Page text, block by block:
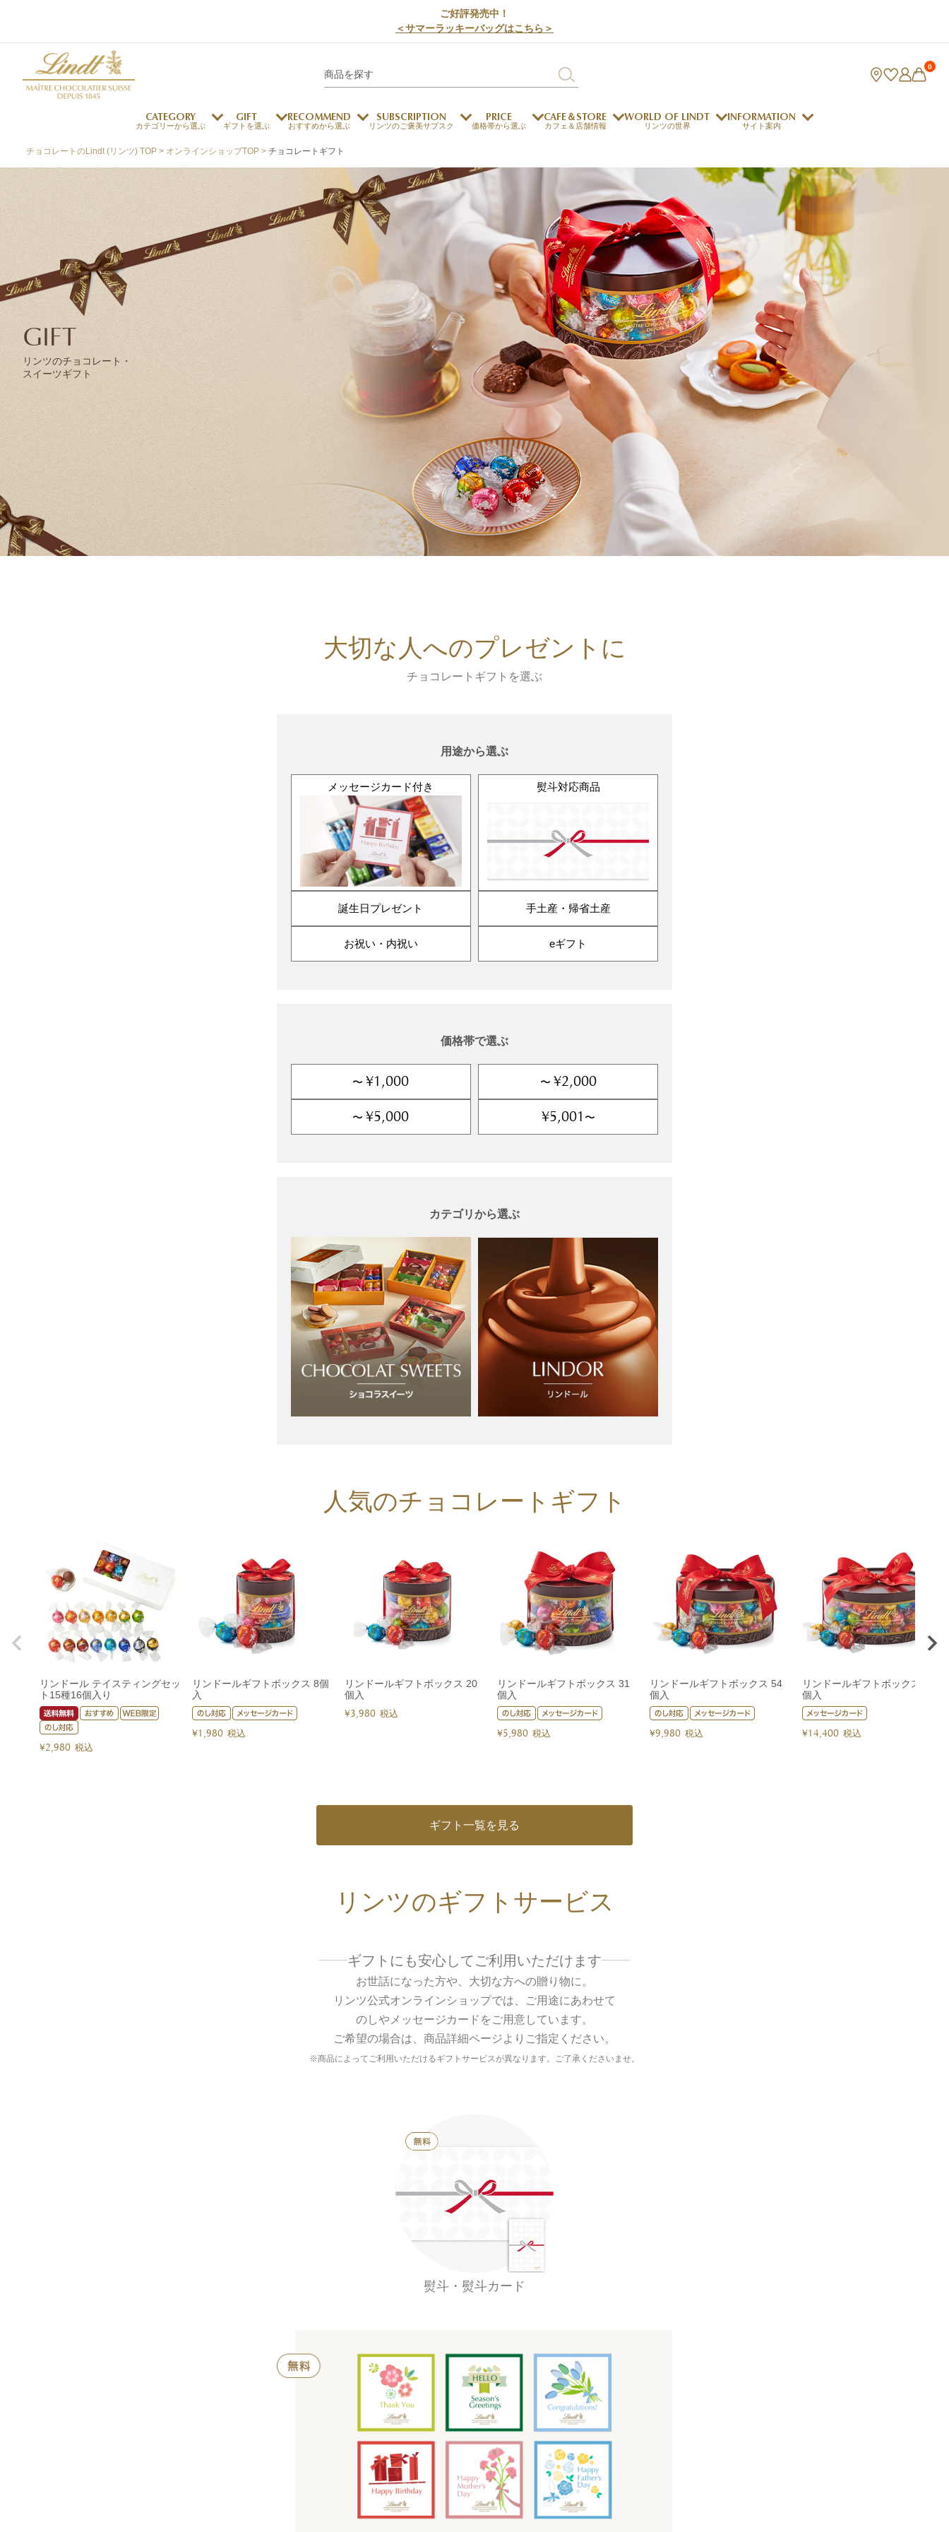
ご好評発売中！
＜サマーラッキーバッグはこちら＞
0
CATEGORY
カテゴリーから選ぶ
リンドール
フレーバー一覧
チョコウェイファー
ドバイスタイル
チョコレート
エクセレンス クレマジェラータ
すべて
GIFT
ギフトを選ぶ
eギフト
メッセージカード対応
商品
法人ギフト
すべて
RECOMMEND
おすすめから選ぶ
新商品
すべて
SUBSCRIPTION
リンツのご褒美サブスク
リンツのご褒美サブス
ク
PRICE
価格帯から選ぶ
CAFE＆STORE
カフェ＆店舗情報
店舗を探す カフェメニュー デジタルギフト 採用情報 My Lindt Club
WORLD OF LINDT
リンツの世界
リンツの秘密
高品質の材料
完璧な仕上げ
リンツの歴史 サステナビリティ
メートルショコラティエ
チョコレートとのマッチング
チョコレートとコーヒー
チョコレートとワイン
チョコレートと紅茶
リンツのチョコレートレシピ
ロジャーフェデラー
INFORMATION
サイト案内
採用情報
チョコレートのLindt (リンツ) TOP オンラインショップTOP チョコレートギフト
GIFT
リンツのチョコレート・
スイーツギフト
大切な人へのプレゼントに
チョコレートギフトを選ぶ
用途から選ぶ
メッセージカード付き 熨斗対応商品
誕生日プレゼント 手土産・帰省土産
お祝い・内祝い eギフト
価格帯で選ぶ
〜 ¥1,000 〜 ¥2,000
〜 ¥5,000 ¥5,001 〜
カテゴリから選ぶ
人気のチョコレートギフト
リンドール テイスティングセッ
ト15種16個入り
¥2,980 税込
リンドールギフトボックス 8個
入
¥1,980 税込
リンドールギフトボックス 20
個入
¥3,980 税込
リンドールギフトボックス 31
個入
¥5,980 税込
リンドールギフトボックス 54
個入
¥9,980 税込
リンドールギフトボックス 80
個入
¥14,400 税込
ギフト一覧を見る
リンツのギフトサービス
ギフトにも安心してご利用いただけます
お世話になった方や、大切な方への贈り物に。
リンツ公式オンラインショップでは、ご用途にあわせて
のしやメッセージカードをご用意しています。
ご希望の場合は、商品詳細ページよりご指定ください。
※商品によってご利用いただけるギフトサービスが異なります。ご了承くださいませ。
熨斗・熨斗カード